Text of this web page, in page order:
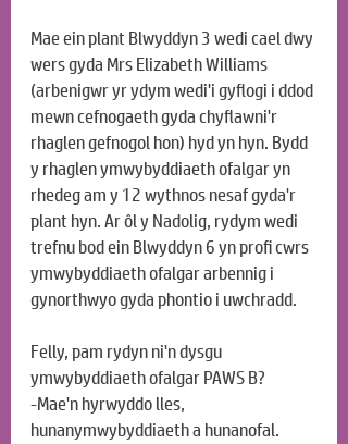
Mae ein plant Blwyddyn 3 wedi cael dwy
wers gyda Mrs Elizabeth Williams
(arbenigwr yr ydym wedi'i gyflogi i ddod
mewn cefnogaeth gyda chyflawni'r
rhaglen gefnogol hon) hyd yn hyn. Bydd
y rhaglen ymwybyddiaeth ofalgar yn
rhedeg am y 12 wythnos nesaf gyda'r
plant hyn. Ar ôl y Nadolig, rydym wedi
trefnu bod ein Blwyddyn 6 yn profi cwrs
ymwybyddiaeth ofalgar arbennig i
gynorthwyo gyda phontio i uwchradd.
Felly, pam rydyn ni'n dysgu
ymwybyddiaeth ofalgar PAWS B?
-Mae'n hyrwyddo lles,
hunanymwybyddiaeth a hunanofal.